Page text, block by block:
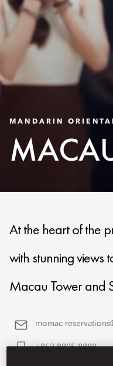
MANDARIN
At the heart of the
with stunning views
Macau Tower and
momac-
+853 8805 8888